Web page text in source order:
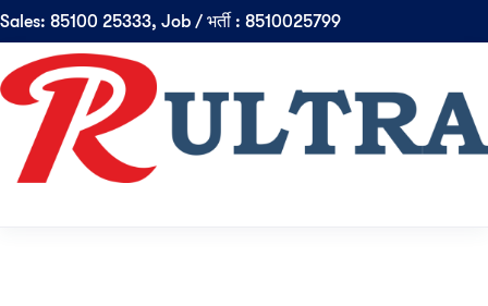
Sales: 85100 25333, Job / भर्ती : 8510025799